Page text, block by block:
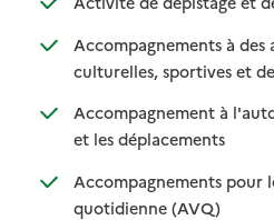
Accompagnements à des
culturelles, sportives et
Accompagnement à
et les déplacements: disponible
: non
Accompagnements pour
quotidienne (AVQ): disponible
: non